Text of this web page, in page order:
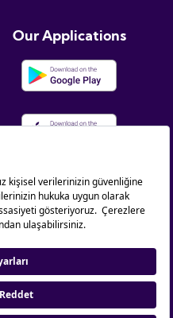
Our Applications
reserved.